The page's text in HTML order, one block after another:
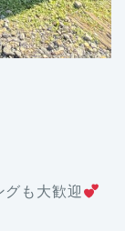
も大歓迎